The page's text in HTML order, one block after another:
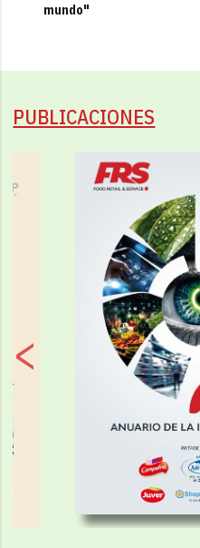
mundo"
PUBLICACIONES